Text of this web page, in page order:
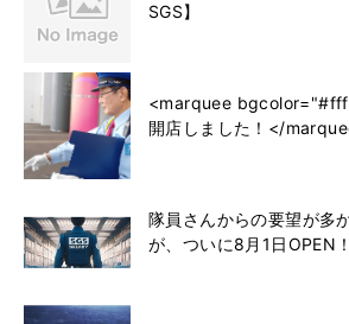
SGS】
<marquee
開店しました！</
隊員さんからの要望が多
が、ついに8月1日OPEN！